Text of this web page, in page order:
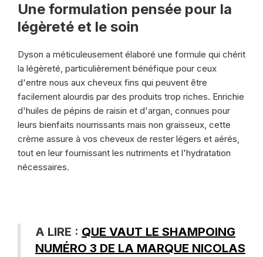
Une formulation pensée pour la
légèreté et le soin
Dyson a méticuleusement élaboré une formule qui chérit
la légèreté, particulièrement bénéfique pour ceux
d'entre nous aux cheveux fins qui peuvent être
facilement alourdis par des produits trop riches. Enrichie
d'huiles de pépins de raisin et d'argan, connues pour
leurs bienfaits nourrissants mais non graisseux, cette
crème assure à vos cheveux de rester légers et aérés,
tout en leur fournissant les nutriments et l'hydratation
nécessaires.
A LIRE : QUE VAUT LE SHAMPOING
NUMÉRO 3 DE LA MARQUE NICOLAS